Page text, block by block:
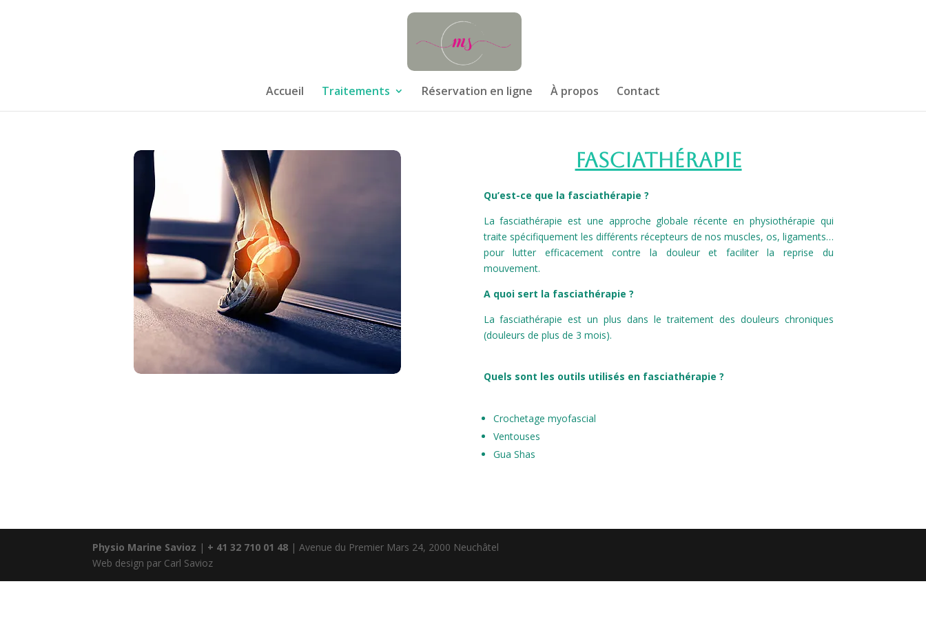
Accueil Traitements Réservation en ligne À propos Contact
Fasciathérapie
Qu’est-ce que la fasciathérapie ?
La fasciathérapie est une approche globale récente en physiothérapie qui
traite spécifiquement les différents récepteurs de nos muscles, os, ligaments…
pour lutter efficacement contre la douleur et faciliter la reprise du
mouvement.
A quoi sert la fasciathérapie ?
La fasciathérapie est un plus dans le traitement des douleurs chroniques
(douleurs de plus de 3 mois).
Quels sont les outils utilisés en fasciathérapie ?
Crochetage myofascial
Ventouses
Gua Shas
Physio Marine Savioz | + 41 32 710 01 48 | Avenue du Premier Mars 24, 2000 Neuchâtel
Web design par Carl Savioz